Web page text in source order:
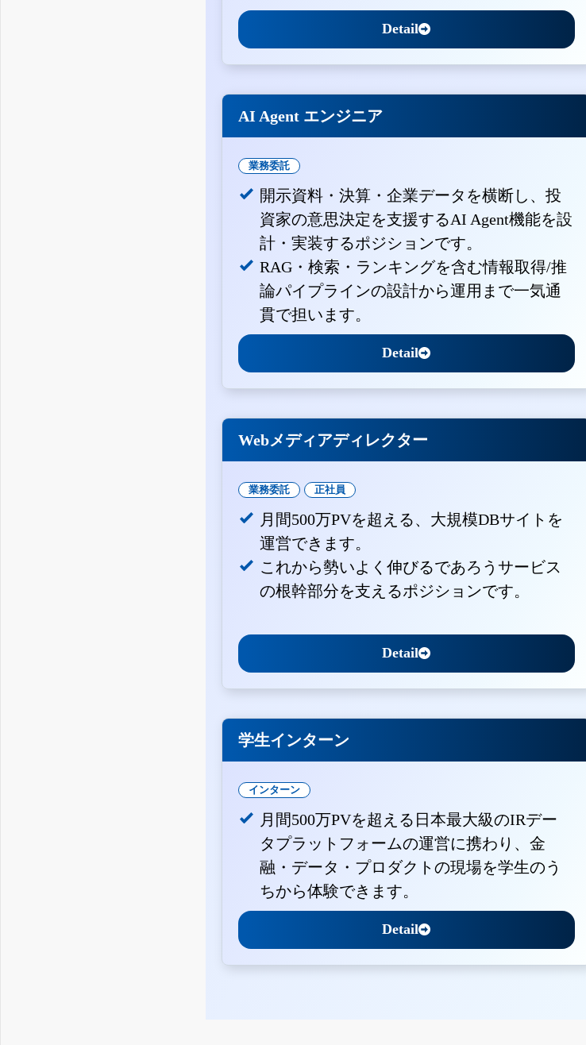
Detail
AI Agent エンジニア
業務委託
開示資料・決算・企業データを横断し、投
資家の意思決定を支援するAI Agent機能を設
計・実装するポジションです。
RAG・検索・ランキングを含む情報取得/推
論パイプラインの設計から運用まで一気通
貫で担います。
Detail
Webメディアディレクター
業務委託 正社員
月間500万PVを超える、大規模DBサイトを
運営できます。
これから勢いよく伸びるであろうサービス
の根幹部分を支えるポジションです。
Detail
学生インターン
インターン
月間500万PVを超える日本最大級のIRデー
タプラットフォームの運営に携わり、金
融・データ・プロダクトの現場を学生のう
ちから体験できます。
Detail